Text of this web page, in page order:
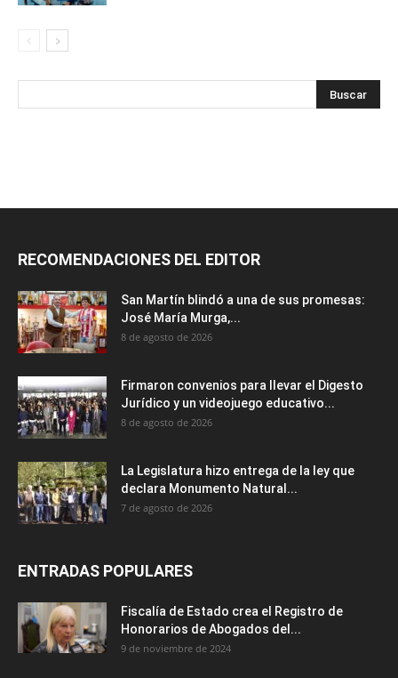
RECOMENDACIONES DEL EDITOR
San Martín blindó a una de sus promesas:
José María Murga,...
8 de agosto de 2026
Firmaron convenios para llevar el Digesto
Jurídico y un videojuego educativo...
8 de agosto de 2026
La Legislatura hizo entrega de la ley que
declara Monumento Natural...
7 de agosto de 2026
ENTRADAS POPULARES
Fiscalía de Estado crea el Registro de
Honorarios de Abogados del...
9 de noviembre de 2024